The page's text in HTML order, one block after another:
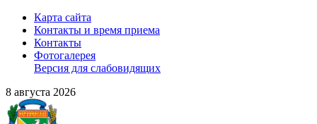
Карта сайта
Контакты и время приема
Контакты
Фотогалерея
Версия для слабовидящих
8 августа 2026